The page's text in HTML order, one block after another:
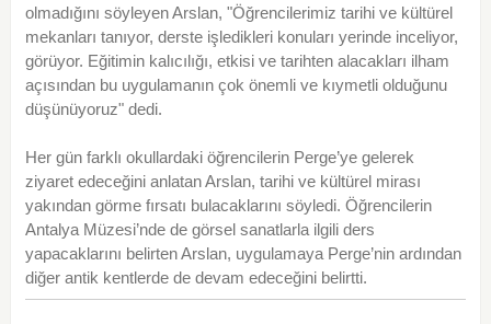
olmadığını söyleyen Arslan, "Öğrencilerimiz tarihi ve kültürel
mekanları tanıyor, derste işledikleri konuları yerinde inceliyor,
görüyor. Eğitimin kalıcılığı, etkisi ve tarihten alacakları ilham
açısından bu uygulamanın çok önemli ve kıymetli olduğunu
düşünüyoruz" dedi.
Her gün farklı okullardaki öğrencilerin Perge’ye gelerek
ziyaret edeceğini anlatan Arslan, tarihi ve kültürel mirası
yakından görme fırsatı bulacaklarını söyledi. Öğrencilerin
Antalya Müzesi’nde de görsel sanatlarla ilgili ders
yapacaklarını belirten Arslan, uygulamaya Perge’nin ardından
diğer antik kentlerde de devam edeceğini belirtti.